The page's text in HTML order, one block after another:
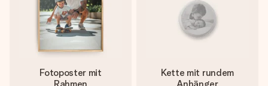
Fotoposter mit
Kette mit rundem